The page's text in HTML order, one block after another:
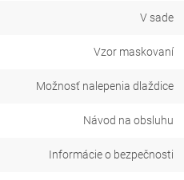
V sade
Vzor maskovaní
Možnosť nalepenia dlaždice
Návod na obsluhu
Informácie o bezpečnosti